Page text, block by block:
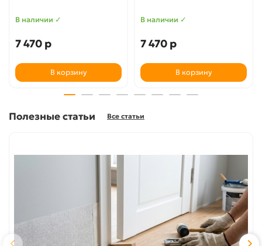
В наличии ✓
7 470 р
В корзину
В наличии ✓
7 470 р
В корзину
Полезные статьи Все статьи